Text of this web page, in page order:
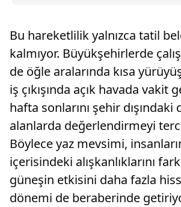
Bu hareketlilik yalnızca tatil
kalmıyor. Büyükşehirlerde
de öğle aralarında kısa
iş çıkışında açık havada vakit
hafta sonlarını şehir dışındaki
alanlarda değerlendirmeyi
Böylece yaz mevsimi,
içerisindeki alışkanlıklarını
güneşin etkisini daha fazla
dönemi de beraberinde